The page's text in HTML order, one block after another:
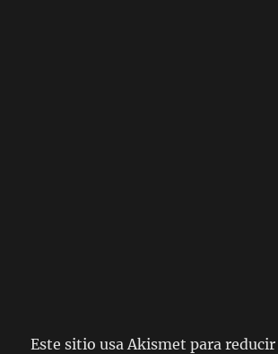
Este sitio usa Akismet para reducir